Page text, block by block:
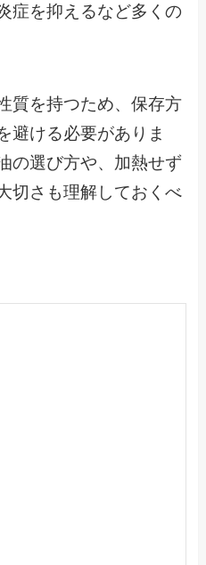
症を抑えるなど多くの
質を持つため、保存方
避ける必要がありま
の選び方や、加熱せず
切さも理解しておくべ